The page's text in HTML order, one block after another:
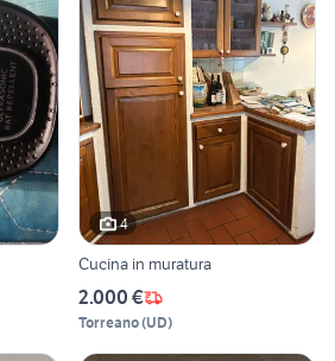
4
Cucina in muratura
2.000 €
Torreano(UD)